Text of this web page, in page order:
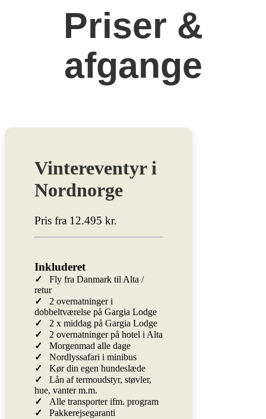
Priser &
afgange
Vintereventyr i
Nordnorge
Pris fra 12.495 kr.
Inkluderet
✓ Fly fra Danmark til Alta /
retur
✓ 2 overnatninger i
dobbeltværelse på Gargia Lodge
✓ 2 x middag på Gargia Lodge
✓ 2 overnatninger på hotel i Alta
✓ Morgenmad alle dage
✓ Nordlyssafari i minibus
✓ Kør din egen hundeslæde
✓ Lån af termoudstyr, støvler,
hue, vanter m.m.
✓ Alle transporter ifm. program
✓ Pakkerejsegaranti